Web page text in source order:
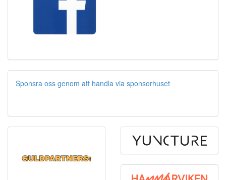
Sponsra oss genom att handla via sponsorhuset